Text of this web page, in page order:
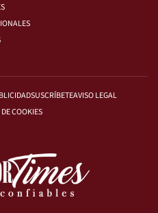
SUSCRÍBETEAVISO LEGAL
COOKIES